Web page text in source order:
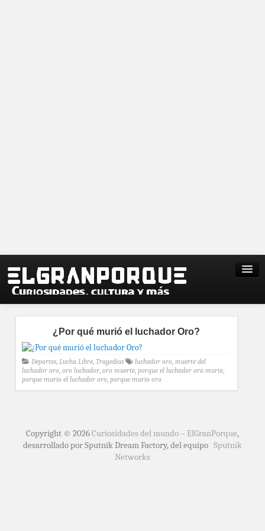
¿Por qué murió el luchador Oro?
Deportes, Lucha Libre, Tragedias luchador oro, muerte del
luchador oro, oro luchador, oro muerte, porque el luchador oro murio,
porque murio el luchador oro, porque murio oro
Copyright © 2026Curiosidades del mundo – ElGranPorque,
desarrollado por Sputnik Dream Factory, del equipo Sputnik
Networks